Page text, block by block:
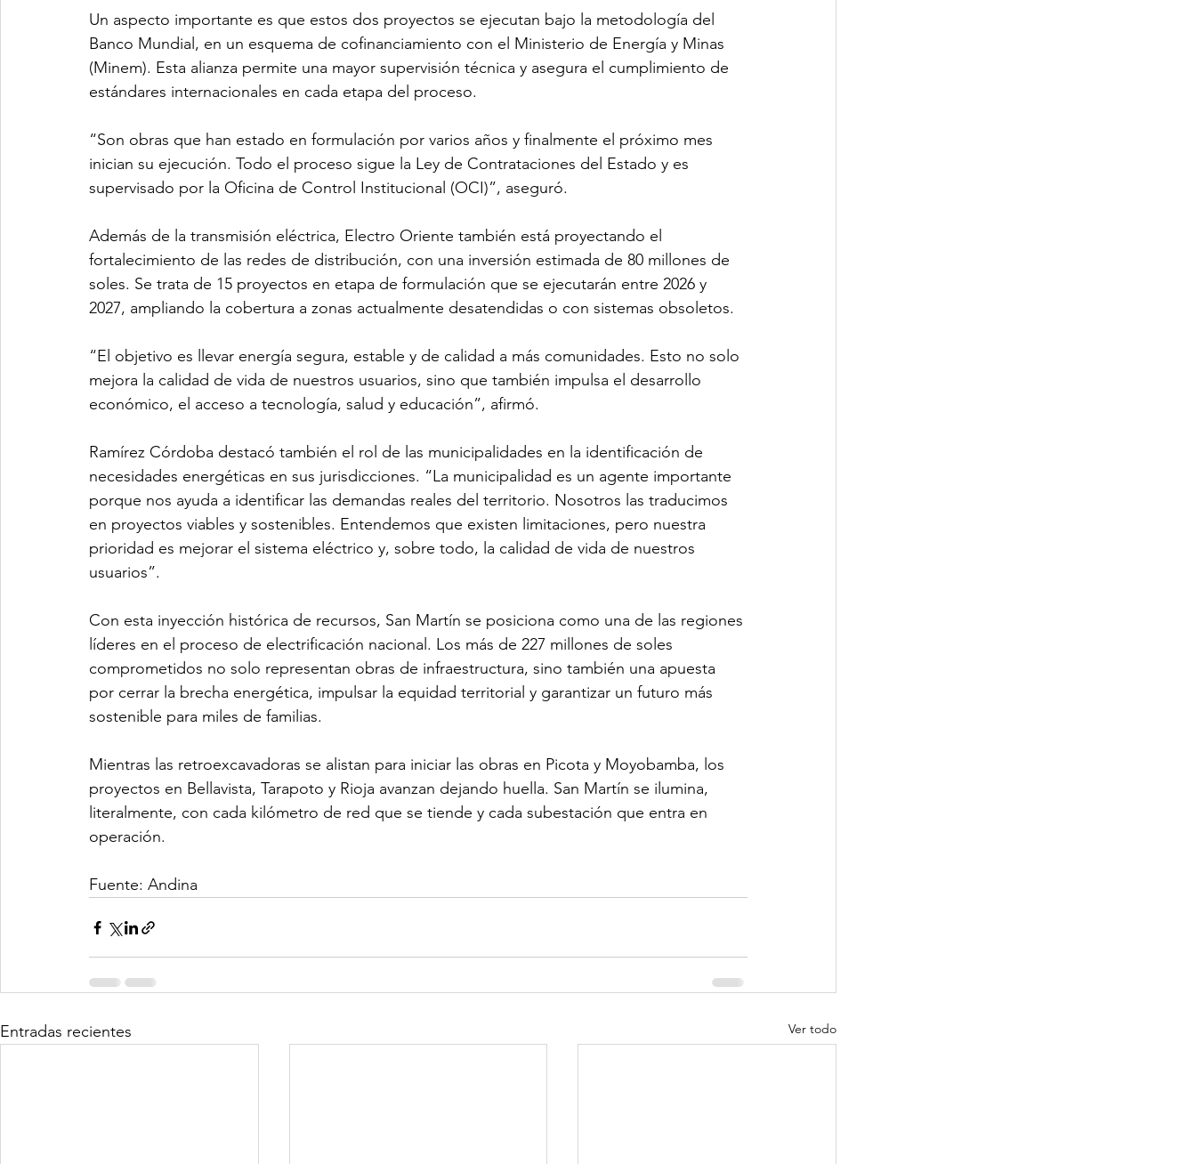
Un aspecto importante es que estos dos proyectos se ejecutan bajo la metodología del
Banco Mundial, en un esquema de cofinanciamiento con el Ministerio de Energía y Minas
(Minem). Esta alianza permite una mayor supervisión técnica y asegura el cumplimiento de
estándares internacionales en cada etapa del proceso.
“Son obras que han estado en formulación por varios años y finalmente el próximo mes
inician su ejecución. Todo el proceso sigue la Ley de Contrataciones del Estado y es
supervisado por la Oficina de Control Institucional (OCI)”, aseguró.
Además de la transmisión eléctrica, Electro Oriente también está proyectando el
fortalecimiento de las redes de distribución, con una inversión estimada de 80 millones de
soles. Se trata de 15 proyectos en etapa de formulación que se ejecutarán entre 2026 y
2027, ampliando la cobertura a zonas actualmente desatendidas o con sistemas obsoletos.
“El objetivo es llevar energía segura, estable y de calidad a más comunidades. Esto no solo
mejora la calidad de vida de nuestros usuarios, sino que también impulsa el desarrollo
económico, el acceso a tecnología, salud y educación”, afirmó.
Ramírez Córdoba destacó también el rol de las municipalidades en la identificación de
necesidades energéticas en sus jurisdicciones. “La municipalidad es un agente importante
porque nos ayuda a identificar las demandas reales del territorio. Nosotros las traducimos
en proyectos viables y sostenibles. Entendemos que existen limitaciones, pero nuestra
prioridad es mejorar el sistema eléctrico y, sobre todo, la calidad de vida de nuestros
usuarios”.
Con esta inyección histórica de recursos, San Martín se posiciona como una de las regiones
líderes en el proceso de electrificación nacional. Los más de 227 millones de soles
comprometidos no solo representan obras de infraestructura, sino también una apuesta
por cerrar la brecha energética, impulsar la equidad territorial y garantizar un futuro más
sostenible para miles de familias.
Mientras las retroexcavadoras se alistan para iniciar las obras en Picota y Moyobamba, los
proyectos en Bellavista, Tarapoto y Rioja avanzan dejando huella. San Martín se ilumina,
literalmente, con cada kilómetro de red que se tiende y cada subestación que entra en
operación.
Fuente: Andina
Entradas recientes Ver todo